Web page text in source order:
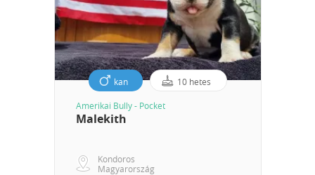
kan 10 hetes
Amerikai Bully - Pocket
Malekith
Kondoros
Magyarország